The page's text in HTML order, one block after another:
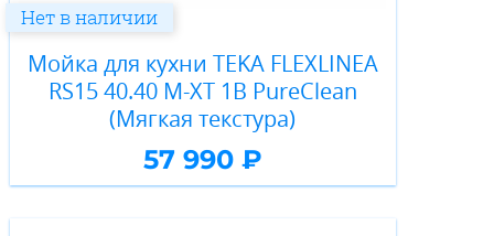
Мойка для кухни TEKA FLEXLINEA
RS15 40.40 M-XT 1B PureClean
(Мягкая текстура)
57 990 ₽
Нет в наличии